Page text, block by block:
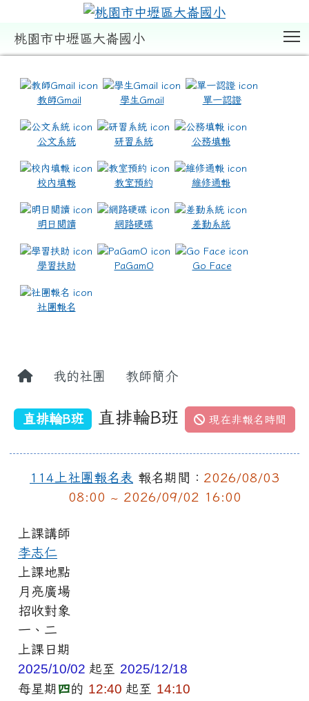
桃園市中壢區大崙國小
教師Gmail 學生Gmail 單一認證
公文系統 研習系統 公務填報
校內填報 教室預約 維修通報
明日閱讀 網路硬碟 差勤系統
學習扶助 PaGamO Go Face
社團報名
我的社團 教師簡介
直排輪B班 直排輪B班 現在非報名時間
114上社團報名表 報名期間： 2026/08/03
08:00 ~ 2026/09/02 16:00
上課講師
李志仁
上課地點
月亮廣場
招收對象
一、二
上課日期
2025/10/02 起至 2025/12/18
每星期 四的 12:40 起至 14:10